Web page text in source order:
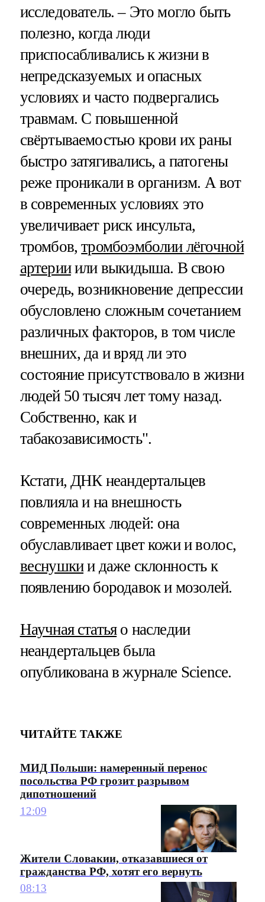
исследователь. – Это могло быть
полезно, когда люди
приспосабливались к жизни в
непредсказуемых и опасных
условиях и часто подвергались
травмам. С повышенной
свёртываемостью крови их раны
быстро затягивались, а патогены
реже проникали в организм. А вот
в современных условиях это
увеличивает риск инсульта,
тромбов,тромбоэмболии лёгочной
артерииили выкидыша. В свою
очередь, возникновение депрессии
обусловлено сложным сочетанием
различных факторов, в том числе
внешних, да и вряд ли это
состояние присутствовало в жизни
людей 50 тысяч лет тому назад.
Собственно, как и
табакозависимость".
Кстати, ДНК неандертальцев
повлияла и на внешность
современных людей: она
обуславливает цвет кожи и волос,
веснушкии даже склонность к
появлению бородавок и мозолей.
Научная статьяо наследии
неандертальцев была
опубликована в журнале Science.
ЧИТАЙТЕ ТАКЖЕ
МИД Польши: намеренный перенос
посольства РФ грозит разрывом
дипотношений
12:09
Жители Словакии, отказавшиеся от
гражданства РФ, хотят его вернуть
08:13